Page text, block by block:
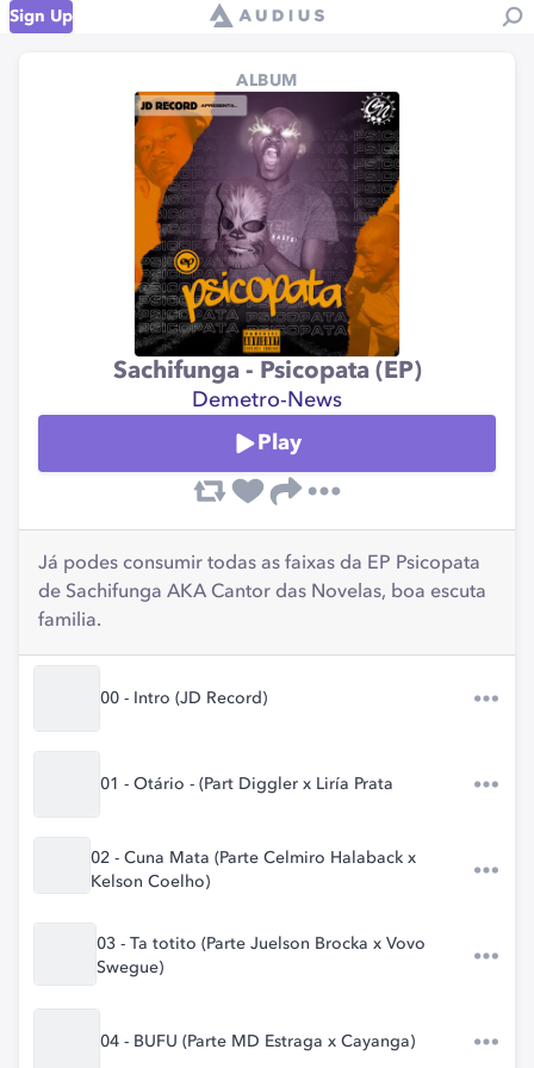
Sign Up
ALBUM
Sachifunga - Psicopata (EP)
Demetro-News
Play
Já podes consumir todas as faixas da EP Psicopata
de Sachifunga AKA Cantor das Novelas, boa escuta
familia.
00 - Intro (JD Record)
01 - Otário - (Part Diggler x Liría Prata
02 - Cuna Mata (Parte Celmiro Halaback x
Kelson Coelho)
03 - Ta totito (Parte Juelson Brocka x Vovo
Swegue)
04 - BUFU (Parte MD Estraga x Cayanga)